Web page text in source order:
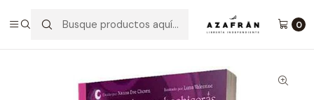
0
Lectura De Manos Club De Jóvenes Hechiceras